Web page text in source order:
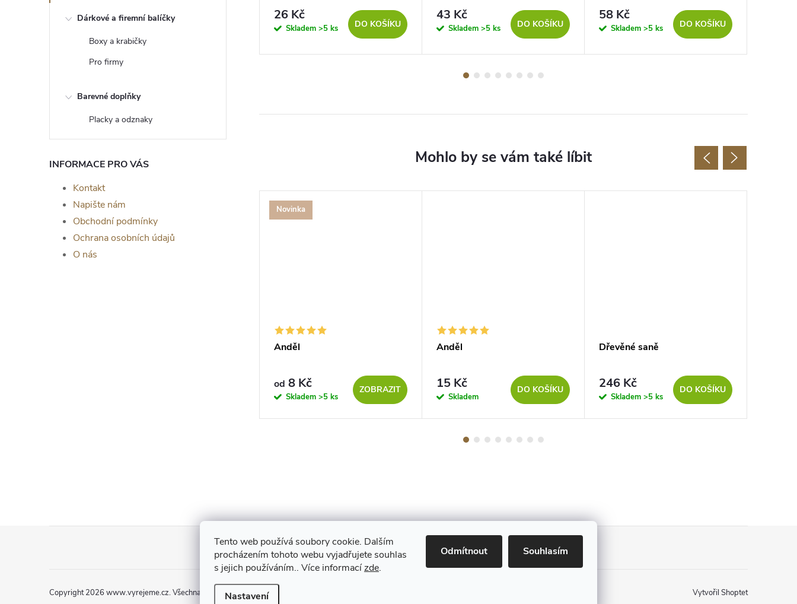
Tento web používá soubory cookie. Dalším
procházením tohoto webu vyjadřujete souhlas
s jejich používáním.. Více informacízde.
Nastavení
Odmítnout Souhlasím
Dárkové a firemní balíčky
Boxy a krabičky
Pro firmy
Barevné doplňky
Placky a odznaky
INFORMACE PRO VÁS
Kontakt
Napište nám
Obchodní podmínky
Ochrana osobních údajů
O nás
ZOBRAZIT
12 Kč 26 Kč
Skladem >5 ks DO KOŠÍKU
43 Kč
Skladem >5 ks DO KOŠÍKU
58 Kč
Skladem >5 ks DO KOŠÍKU
Novinka
Anděl
od 8 Kč
Skladem >5 ks
ZOBRAZIT
Anděl
15 Kč
Skladem
DO KOŠÍKU
Dřevěné saně
246 Kč
Skladem >5 ks
DO KOŠÍKU
Maestro
Vytvořil Shoptet
Copyright 2026 www.vyrejeme.cz. Všechna práva vyhrazena.Upravit nastavení cookies